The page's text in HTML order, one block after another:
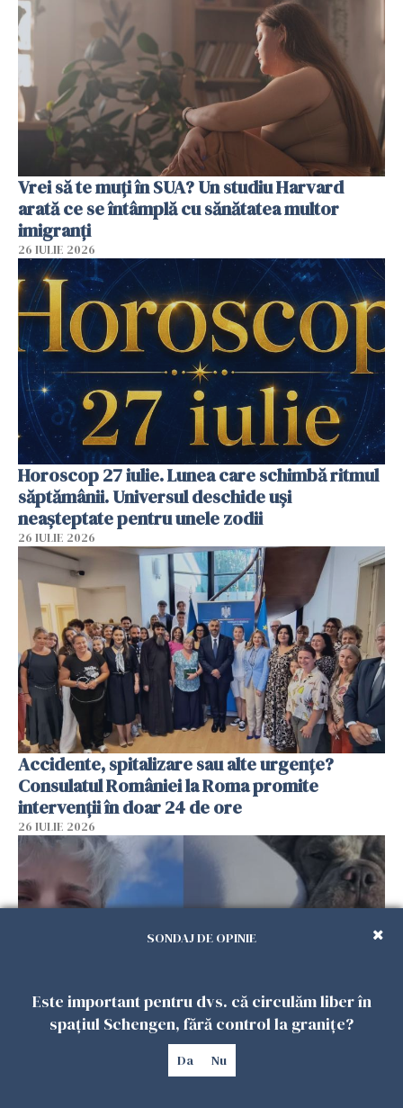
Vrei să te muți în SUA? Un studiu Harvard
arată ce se întâmplă cu sănătatea multor
imigranți
26 IULIE 2026
Horoscop 27 iulie. Lunea care schimbă ritmul
săptămânii. Universul deschide uși
neașteptate pentru unele zodii
26 IULIE 2026
Accidente, spitalizare sau alte urgențe?
Consulatul României la Roma promite
intervenții în doar 24 de ore
26 IULIE 2026
Ce a pățit o româncă în timp ce își plimba
câinele în Germania. Mesajul ei a stârnit
SONDAJ DE OPINIE
Este important pentru dvs. că circulăm liber în
spațiul Schengen, fără control la granițe?
Da Nu